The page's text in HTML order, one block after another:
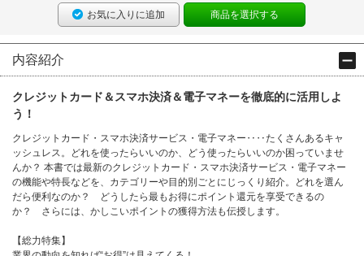
お気に入りに追加 商品を選択する
内容紹介
クレジットカード＆スマホ決済＆電子マネーを徹底的に活用しよ
う！
クレジットカード・スマホ決済サービス・電子マネー‥‥たくさんあるキャ
ッシュレス。どれを使ったらいいのか、どう使ったらいいのか困っていませ
んか？ 本書では最新のクレジットカード・スマホ決済サービス・電子マネー
の機能や特長などを、カテゴリーや目的別ごとにじっくり紹介。どれを選ん
だら便利なのか？ どうしたら最もお得にポイント還元を享受できるの
か？ さらには、かしこいポイントの獲得方法も伝授します。
【総力特集】